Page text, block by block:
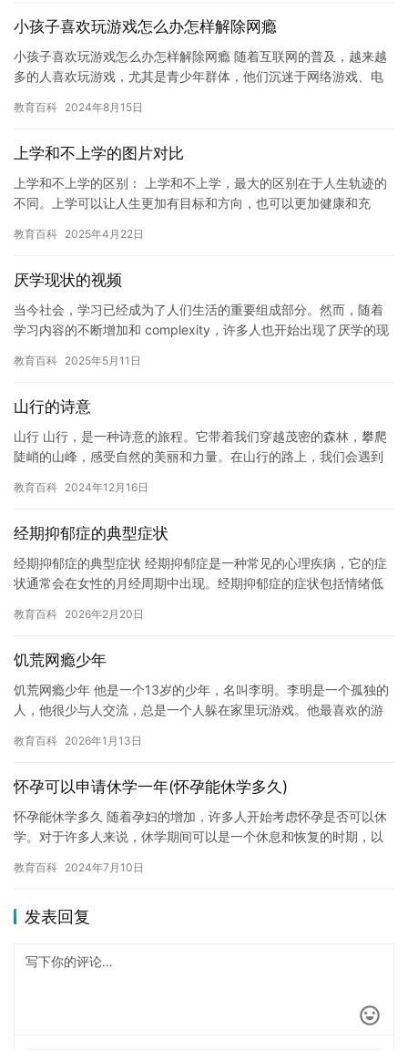
小孩子喜欢玩游戏怎么办怎样解除网瘾
小孩子喜欢玩游戏怎么办怎样解除网瘾 随着互联网的普及，越来越
多的人喜欢玩游戏，尤其是青少年群体，他们沉迷于网络游戏、电
网络…
教育百科 2024年8月15日
上学和不上学的图片对比
上学和不上学的区别： 上学和不上学，最大的区别在于人生轨迹的
不同。上学可以让人生更加有目标和方向，也可以更加健康和充
上…
教育百科 2025年4月22日
厌学现状的视频
当今社会，学习已经成为了人们生活的重要组成部分。然而，随着
学习内容的不断增加和 complexity，许多人也开始出现了厌学的现
教育百科 2025年5月11日
山行的诗意
山行 山行，是一种诗意的旅程。它带着我们穿越茂密的森林，攀爬
陡峭的山峰，感受自然的美丽和力量。在山行的路上，我们会遇到
挑…
教育百科 2024年12月16日
经期抑郁症的典型症状
经期抑郁症的典型症状 经期抑郁症是一种常见的心理疾病，它的症
状通常会在女性的月经周期中出现。经期抑郁症的症状包括情绪低
的生…
教育百科 2026年2月20日
饥荒网瘾少年
饥荒网瘾少年 他是一个13岁的少年，名叫李明。李明是一个孤独的
人，他很少与人交流，总是一个人躲在家里玩游戏。他最喜欢的游
上…
教育百科 2026年1月13日
怀孕可以申请休学一年(怀孕能休学多久)
怀孕能休学多久 随着孕妇的增加，许多人开始考虑怀孕是否可以休
学。对于许多人来说，休学期间可以是一个休息和恢复的时期，以
情况…
教育百科 2024年7月10日
发表回复